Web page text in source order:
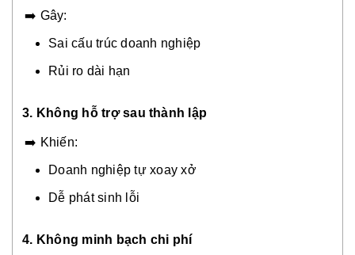
➡️ Gây:
Sai cấu trúc doanh nghiệp
Rủi ro dài hạn
3. Không hỗ trợ sau thành lập
➡️ Khiến:
Doanh nghiệp tự xoay xở
Dễ phát sinh lỗi
4. Không minh bạch chi phí